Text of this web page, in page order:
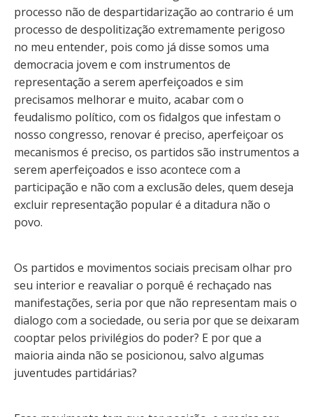
processo não de despartidarização ao contrario é um
processo de despolitização extremamente perigoso
no meu entender, pois como já disse somos uma
democracia jovem e com instrumentos de
representação a serem aperfeiçoados e sim
precisamos melhorar e muito, acabar com o
feudalismo político, com os fidalgos que infestam o
nosso congresso, renovar é preciso, aperfeiçoar os
mecanismos é preciso, os partidos são instrumentos a
serem aperfeiçoados e isso acontece com a
participação e não com a exclusão deles, quem deseja
excluir representação popular é a ditadura não o
povo.
Os partidos e movimentos sociais precisam olhar pro
seu interior e reavaliar o porquê é rechaçado nas
manifestações, seria por que não representam mais o
dialogo com a sociedade, ou seria por que se deixaram
cooptar pelos privilégios do poder? E por que a
maioria ainda não se posicionou, salvo algumas
juventudes partidárias?